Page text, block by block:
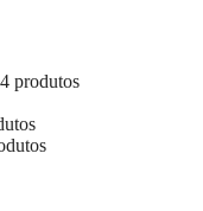
produtos